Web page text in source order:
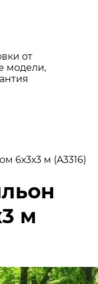
от
модели,
6х3х3 м (A3316)
м